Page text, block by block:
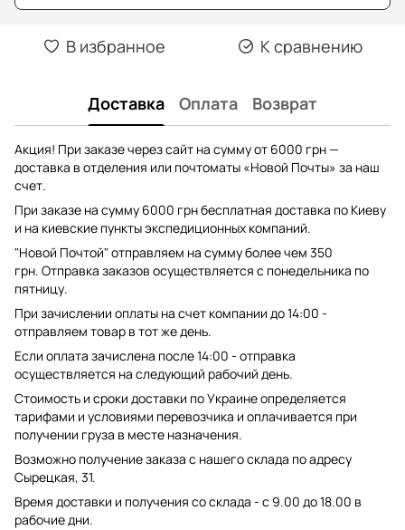
В избранное К сравнению
Доставка Оплата Возврат
Акция! При заказе через сайт на сумму от 6000 грн —
доставка в отделения или почтоматы «Новой Почты» за наш
счет.
При заказе на сумму 6000 грн бесплатная доставка по Киеву
и на киевские пункты экспедиционных компаний.
"Новой Почтой" отправляем на сумму более чем 350
грн. Отправка заказов осуществляется с понедельника по
пятницу.
При зачислении оплаты на счет компании до 14:00 -
отправляем товар в тот же день.
Если оплата зачислена после 14:00 - отправка
осуществляется на следующий рабочий день.
Стоимость и сроки доставки по Украине определяется
тарифами и условиями перевозчика и оплачивается при
получении груза в месте назначения.
Возможно получение заказа с нашего склада по адресу
Сырецкая, 31.
Время доставки и получения со склада - с 9.00 до 18.00 в
рабочие дни.